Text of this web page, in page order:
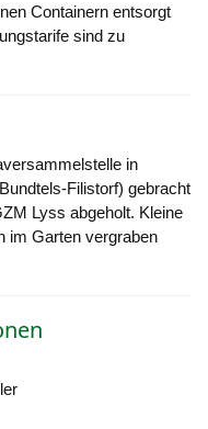
Containern entsorgt
sind zu
in
Filistorf) gebracht
Lyss abgeholt. Kleine
im Garten vergraben